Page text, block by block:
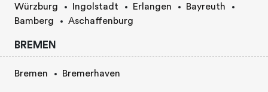
Würzburg
Ingolstadt Erlangen
Bayreuth
Bamberg
Aschaffenburg
BREMEN
Bremen Bremerhaven